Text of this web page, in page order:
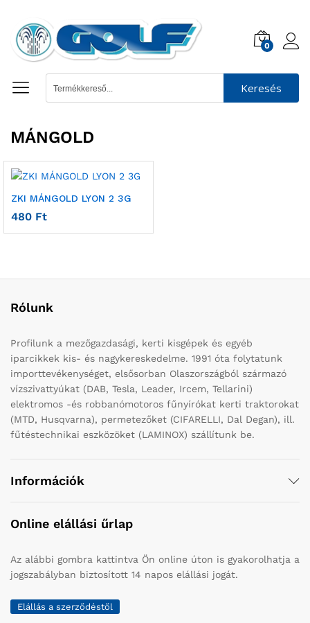
0
Keresés
MÁNGOLD
ZKI MÁNGOLD LYON 2 3G
480 Ft
Rólunk
Profilunk a mezőgazdasági, kerti kisgépek és egyéb
iparcikkek kis- és nagykereskedelme. 1991 óta folytatunk
importtevékenységet, elsősorban Olaszországból származó
vízszivattyúkat (DAB, Tesla, Leader, Ircem, Tellarini)
elektromos -és robbanómotoros fűnyírókat kerti traktorokat
(MTD, Husqvarna), permetezőket (CIFARELLI, Dal Degan), ill.
fűtéstechnikai eszközöket (LAMINOX) szállítunk be.
Információk
Online elállási űrlap
Az alábbi gombra kattintva Ön online úton is gyakorolhatja a
jogszabályban biztosított 14 napos elállási jogát.
Elállás a szerződéstől